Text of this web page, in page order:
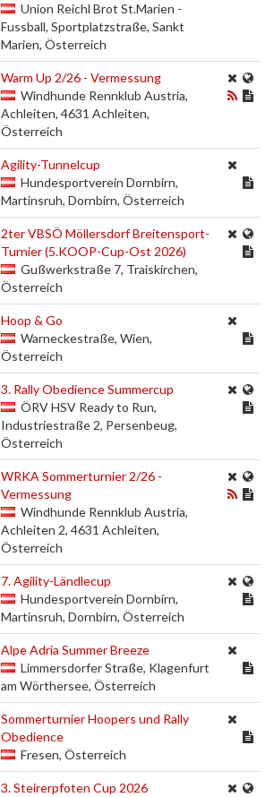
Union Reichl Brot St.Marien -
Fussball, Sportplatzstraße, Sankt
Marien, Österreich
Warm Up 2/26 - Vermessung
Windhunde Rennklub Austria,
Achleiten, 4631 Achleiten,
Österreich
Agility-Tunnelcup
Hundesportverein Dornbirn,
Martinsruh, Dornbirn, Österreich
2ter VBSÖ Möllersdorf Breitensport-
Turnier (5.KOOP-Cup-Ost 2026)
Gußwerkstraße 7, Traiskirchen,
Österreich
Hoop & Go
Warneckestraße, Wien,
Österreich
3. Rally Obedience Summercup
ÖRV HSV Ready to Run,
Industriestraße 2, Persenbeug,
Österreich
WRKA Sommerturnier 2/26 -
Vermessung
Windhunde Rennklub Austria,
Achleiten 2, 4631 Achleiten,
Österreich
7. Agility-Ländlecup
Hundesportverein Dornbirn,
Martinsruh, Dornbirn, Österreich
Alpe Adria Summer Breeze
Limmersdorfer Straße, Klagenfurt
am Wörthersee, Österreich
Sommerturnier Hoopers und Rally
Obedience
Fresen, Österreich
3. Steirerpfoten Cup 2026